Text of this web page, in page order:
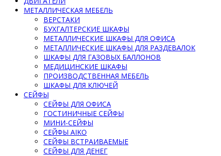
МЕТАЛЛИЧЕСКАЯ МЕБЕЛЬ
ВЕРСТАКИ
БУХГАЛТЕРСКИЕ ШКАФЫ
МЕТАЛЛИЧЕСКИЕ ШКАФЫ ДЛЯ ОФИСА
МЕТАЛЛИЧЕСКИЕ ШКАФЫ ДЛЯ РАЗДЕВАЛОК
ШКАФЫ ДЛЯ ГАЗОВЫХ БАЛЛОНОВ
МЕДИЦИНСКИЕ ШКАФЫ
ПРОИЗВОДСТВЕННАЯ МЕБЕЛЬ
ШКАФЫ ДЛЯ КЛЮЧЕЙ
СЕЙФЫ
СЕЙФЫ ДЛЯ ОФИСА
ГОСТИНИЧНЫЕ СЕЙФЫ
МИНИ-СЕЙФЫ
СЕЙФЫ AIKO
СЕЙФЫ ВСТРАИВАЕМЫЕ
СЕЙФЫ ДЛЯ ДЕНЕГ